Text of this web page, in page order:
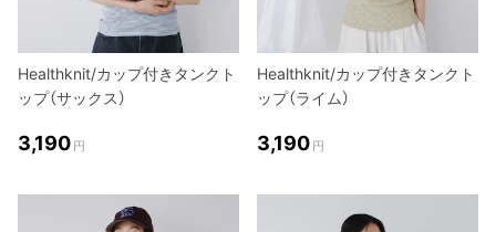
Healthknit/カップ付きタンクト
ップ（サックス）
3,190 円
Healthknit/カップ付きタンクト
ップ（ライム）
3,190 円